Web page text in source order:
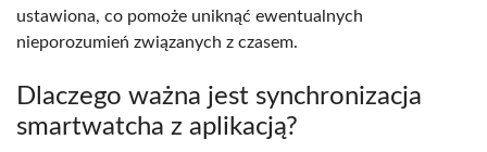
ustawiona, co pomoże uniknąć ewentualnych
nieporozumień związanych z czasem.
Dlaczego ważna jest synchronizacja
smartwatcha z aplikacją?